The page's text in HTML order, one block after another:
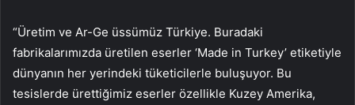
“Üretim ve Ar-Ge üssümüz Türkiye. Buradaki
fabrikalarımızda üretilen eserler ‘Made in Turkey’ etiketiyle
dünyanın her yerindeki tüketicilerle buluşuyor. Bu
tesislerde ürettiğimiz eserler özellikle Kuzey Amerika,